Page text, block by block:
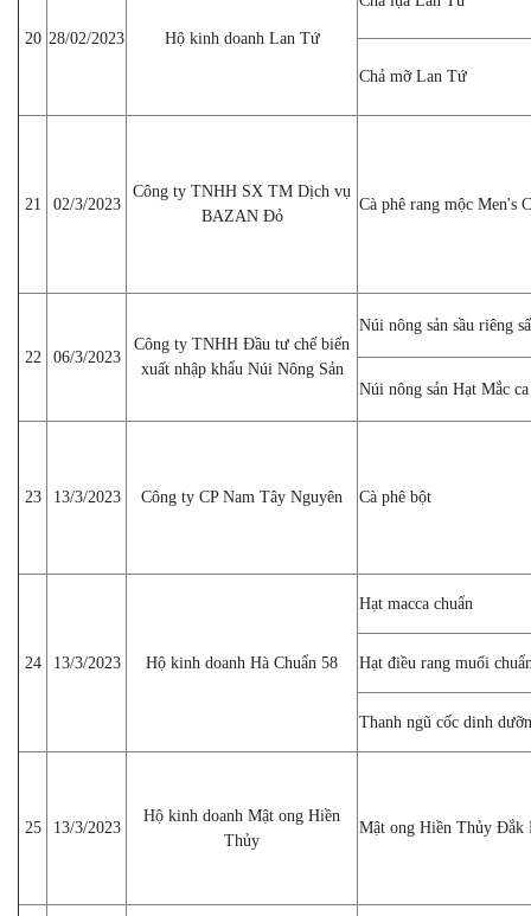
20 28/02/2023 Hộ kinh doanh Lan Tứ
Chả mỡ Lan Tứ
21 02/3/2023
Công ty TNHH SX TM Dịch vụ
BAZAN Đỏ
Cà phê rang mộc Men's
22 06/3/2023
Công ty TNHH Đầu tư chế biến
xuất nhập khẩu Núi Nông Sản
Núi nông sản sầu riêng
Núi nông sản Hạt Mắc
23 13/3/2023 Công ty CP Nam Tây Nguyên Cà phê bột
24 13/3/2023 Hộ kinh doanh Hà Chuẩn 58
Hạt macca chuẩn
Hạt điều rang muối
Thanh ngũ cốc dinh
25 13/3/2023
Hộ kinh doanh Mật ong Hiền
Thủy
Mật ong Hiền Thủy Đắk